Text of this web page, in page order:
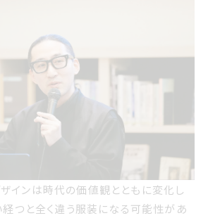
ンは時代の価値観とともに変化して
と全く違う服装になる可能性がありま
インは時代の価値観とともに変化し
経つと全く違う服装になる可能性があ